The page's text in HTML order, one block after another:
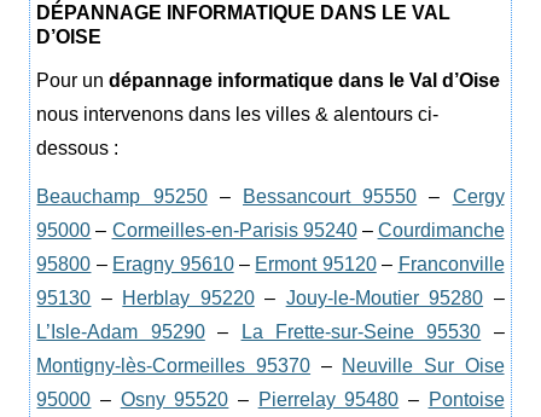
DÉPANNAGE INFORMATIQUE DANS LE VAL
D’OISE
Pour undépannage informatique dans le Val d’Oise
nous intervenons dans les villes & alentours ci-
dessous :
Beauchamp 95250– Bessancourt 95550 – Cergy
95000 – Cormeilles-en-Parisis 95240– Courdimanche
95800 – Eragny 95610– Ermont 95120– Franconville
95130 – Herblay 95220– Jouy-le-Moutier 95280 –
L’Isle-Adam 95290– La Frette-sur-Seine 95530 –
Montigny-lès-Cormeilles 95370 – Neuville Sur Oise
95000 – Osny 95520 – Pierrelay 95480 – Pontoise